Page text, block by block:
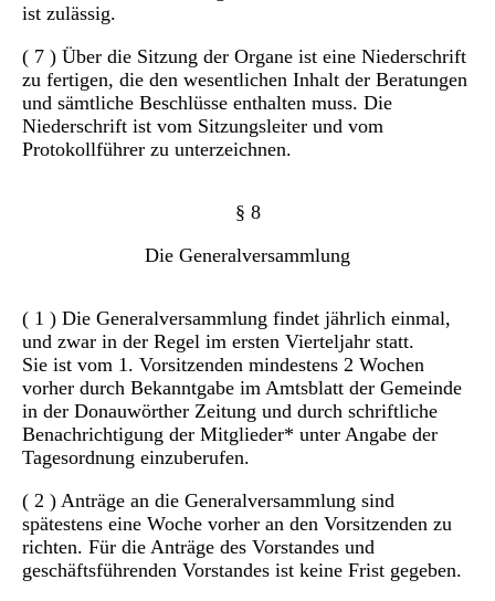
ist zulässig.
( 7 ) Über die Sitzung der Organe ist eine Niederschrift
zu fertigen, die den wesentlichen Inhalt der Beratungen
und sämtliche Beschlüsse enthalten muss. Die
Niederschrift ist vom Sitzungsleiter und vom
Protokollführer zu unterzeichnen.
§ 8
Die Generalversammlung
( 1 ) Die Generalversammlung findet jährlich einmal,
und zwar in der Regel im ersten Vierteljahr statt.
Sie ist vom 1. Vorsitzenden mindestens 2 Wochen
vorher durch Bekanntgabe im Amtsblatt der Gemeinde
in der Donauwörther Zeitung und durch schriftliche
Benachrichtigung der Mitglieder* unter Angabe der
Tagesordnung einzuberufen.
( 2 ) Anträge an die Generalversammlung sind
spätestens eine Woche vorher an den Vorsitzenden zu
richten. Für die Anträge des Vorstandes und
geschäftsführenden Vorstandes ist keine Frist gegeben.